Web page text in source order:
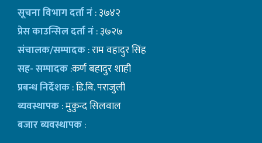
सूचना विभाग दर्ता नं: ३७४२
प्रेस काउन्सिल दर्ता नं: ३७२७
संचालक/सम्पादक: राम वहादुर सिंह
सह- सम्पादक:कर्ण बहादुर शाही
प्रबन्ध निर्देशक: डि.बि. पराजुली
ब्यवस्थापक: मुकुन्द सिलवाल
बजार ब्यवस्थापक: